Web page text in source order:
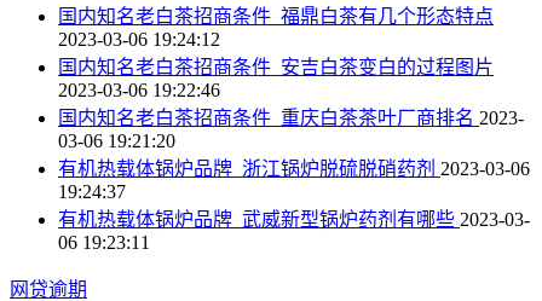
国内知名老白茶招商条件_福鼎白茶有几个形态特点
2023-03-06 19:24:12
国内知名老白茶招商条件_安吉白茶变白的过程图片
2023-03-06 19:22:46
国内知名老白茶招商条件_重庆白茶茶叶厂商排名 2023-
03-06 19:21:20
有机热载体锅炉品牌_浙江锅炉脱硫脱硝药剂 2023-03-06
19:24:37
有机热载体锅炉品牌_武威新型锅炉药剂有哪些 2023-03-
06 19:23:11
网贷逾期